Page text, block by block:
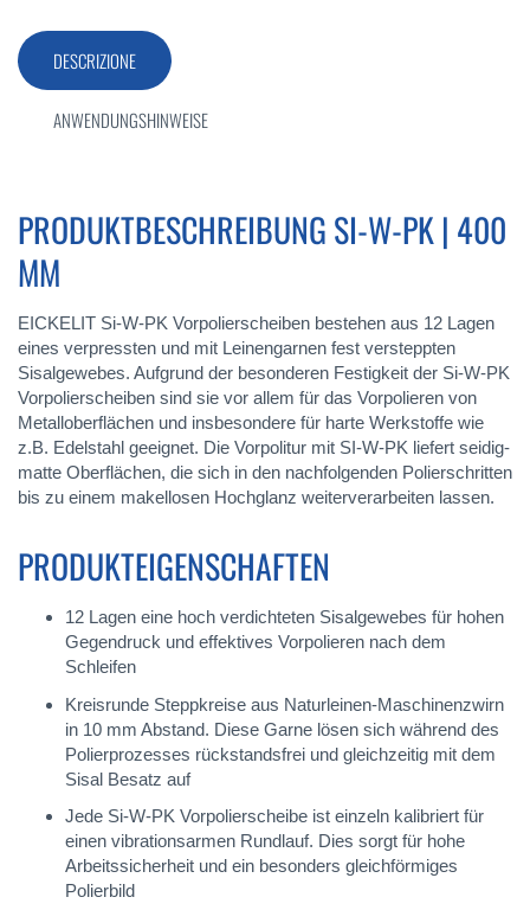
DESCRIZIONE
PRODUKTBESCHREIBUNG SI-W-PK | 400
MM
EICKELIT Si-W-PK Vorpolierscheiben bestehen aus 12 Lagen
eines verpressten und mit Leinengarnen fest versteppten
Sisalgewebes. Aufgrund der besonderen Festigkeit der Si-W-PK
Vorpolierscheiben sind sie vor allem für das Vorpolieren von
Metalloberflächen und insbesondere für harte Werkstoffe wie
z.B. Edelstahl geeignet. Die Vorpolitur mit SI-W-PK liefert seidig-
matte Oberflächen, die sich in den nachfolgenden Polierschritten
bis zu einem makellosen Hochglanz weiterverarbeiten lassen.
PRODUKTEIGENSCHAFTEN
12 Lagen eine hoch verdichteten Sisalgewebes für hohen
Gegendruck und effektives Vorpolieren nach dem
Schleifen
Kreisrunde Steppkreise aus Naturleinen-Maschinenzwirn
in 10 mm Abstand. Diese Garne lösen sich während des
Polierprozesses rückstandsfrei und gleichzeitig mit dem
Sisal Besatz auf
Jede Si-W-PK Vorpolierscheibe ist einzeln kalibriert für
einen vibrationsarmen Rundlauf. Dies sorgt für hohe
Arbeitssicherheit und ein besonders gleichförmiges
Polierbild
ANWENDUNGSHINWEISE